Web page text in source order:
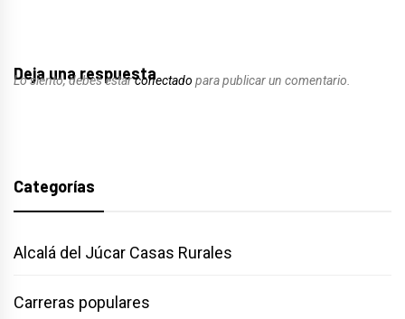
Deja una respuesta
Lo siento, debes estarconectado para publicar un comentario.
Categorías
Alcalá del Júcar Casas Rurales
Carreras populares